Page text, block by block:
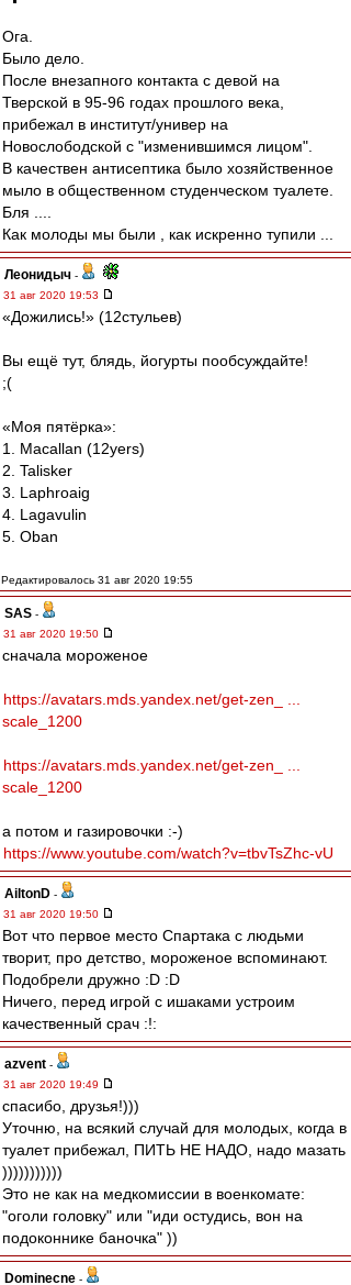
Ога.
Было дело.
После внезапного контакта с девой на
Тверской в 95-96 годах прошлого века,
прибежал в институт/универ на
Новослободской с "изменившимся лицом".
В качествен антисептика было хозяйственное
мыло в общественном студенческом туалете.
Бля ....
Как молоды мы были , как искренно тупили ...
Леонидыч -
31 авг 2020 19:53
«Дожились!» (12стульев)
Вы ещё тут, блядь, йогурты пообсуждайте!
;(
«Моя пятёрка»:
1. Macallan (12yers)
2. Talisker
3. Laphroaig
4. Lagavulin
5. Oban
Редактировалось 31 авг 2020 19:55
SAS -
31 авг 2020 19:50
сначала мороженое
https://avatars.mds.yandex.net/get-zen_ ...
scale_1200
https://avatars.mds.yandex.net/get-zen_ ...
scale_1200
а потом и газировочки :-)
https://www.youtube.com/watch?v=tbvTsZhc-vU
AiltonD -
31 авг 2020 19:50
Вот что первое место Спартака с людьми
творит, про детство, мороженое вспоминают.
Подобрели дружно :D :D
Ничего, перед игрой с ишаками устроим
качественный срач :!:
azvent -
31 авг 2020 19:49
спасибо, друзья!)))
Уточню, на всякий случай для молодых, когда в
туалет прибежал, ПИТЬ НЕ НАДО, надо мазать
)))))))))))
Это не как на медкомиссии в военкомате:
"оголи головку" или "иди остудись, вон на
подоконнике баночка" ))
Dominecne -